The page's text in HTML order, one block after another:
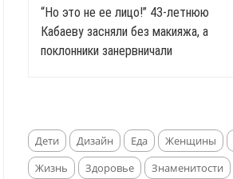
“Но это не ее лицо!” 43-летнюю
Кабаеву засняли без макияжа, а
поклонники занервничали
Дети Дизайн Еда Женщины
Жизнь
Здоровье Знаменитости